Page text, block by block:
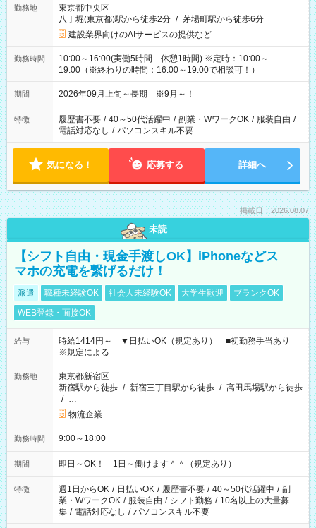
勤務地
東京都中央区
八丁堀(東京都)駅から徒歩2分 / 茅場町駅から徒歩6分
建設業界向けのAIサービスの提供など
勤務時間
10:00～16:00(実働5時間 休憩1時間) ※定時：10:00～
19:00（※終わりの時間：16:00～19:00で相談可！）
期間 2026年09月上旬～長期 ※9月～！
特徴 履歴書不要 / 40～50代活躍中 / 副業・WワークOK / 服装自由 /
電話対応なし / パソコンスキル不要
気になる！ 応募する 詳細へ
掲載日：2026.08.07
未読
【シフト自由・現金手渡しOK】iPhoneなどス
マホの充電を繋げるだけ！
派遣 職種未経験OK 社会人未経験OK 大学生歓迎
ブランクOK
WEB登録・面接OK
給与
時給1414円～ ▼日払いOK（規定あり） ■初勤務手当あり
※規定による
勤務地
東京都新宿区
新宿駅から徒歩 / 新宿三丁目駅から徒歩 / 高田馬場駅から徒歩
/ …
物流企業
勤務時間 9:00～18:00
期間 即日～OK！ 1日～働けます＾＾（規定あり）
特徴 週1日からOK / 日払いOK / 履歴書不要 / 40～50代活躍中 / 副
業・WワークOK / 服装自由 / シフト勤務 / 10名以上の大量募
集 / 電話対応なし / パソコンスキル不要